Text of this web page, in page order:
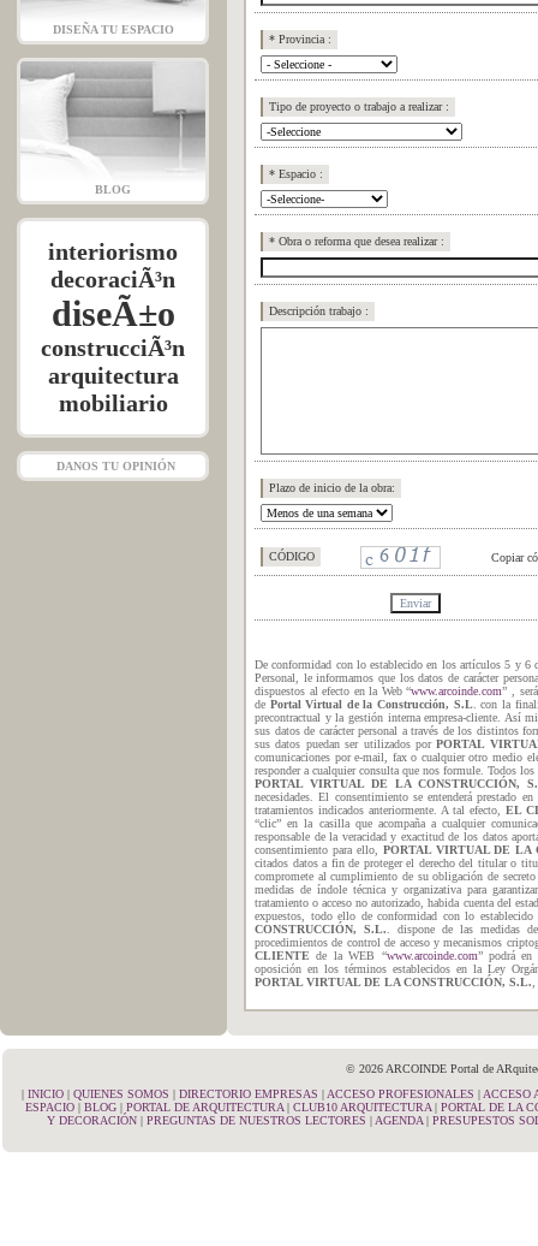
DISEÑA TU ESPACIO
BLOG
interiorismo
decoraciÃ³n
diseÃ±o
construcciÃ³n
arquitectura
mobiliario
DANOS TU OPINIÓN
* Provincia :
Tipo de proyecto o trabajo a realizar :
* Espacio :
* Obra o reforma que desea realizar :
Descripción trabajo :
Plazo de inicio de la obra:
CÓDIGO Copiar
De conformidad con lo establecido en los artículos 5 y 6
Personal, le informamos que los datos de carácter
dispuestos al efecto en la Web “www.arcoinde.com” ,
de Portal Virtual de la Construcción, S.L. con la
precontractual y la gestión interna empresa-cliente. Así
sus datos de carácter personal a través de los distintos
sus datos puedan ser utilizados porPORTAL
comunicaciones por e-mail, fax o cualquier otro medio
responder a cualquier consulta que nos formule. Todos
PORTAL VIRTUAL DE LA CONSTRUCCIÓN,
necesidades. El consentimiento se entenderá prestado
tratamientos indicados anteriormente. A tal efecto,EL
“clic” en la casilla que acompaña a cualquier
responsable de la veracidad y exactitud de los datos
consentimiento para ello,
PORTAL VIRTUAL DE LA
citados datos a fin de proteger el derecho del titular o
compromete al cumplimiento de su obligación de
medidas de índole técnica y organizativa para
tratamiento o acceso no autorizado, habida cuenta del
expuestos, todo ello de conformidad con lo
CONSTRUCCIÓN, S.L. . dispone de las medidas
procedimientos de control de acceso y mecanismos
CLIENTE de la WEB “www.arcoinde.com” podrá en
oposición en los términos establecidos en la Ley
PORTAL VIRTUAL DE LA CONSTRUCCIÓN, S.L.
© 2026 ARCOINDE Portal de
| INICIO | QUIENES SOMOS | DIRECTORIO EMPRESAS | ACCESO PROFESIONALES | ACCESO
ESPACIO| BLOG| PORTAL DE ARQUITECTURA| CLUB10 ARQUITECTURA| PORTAL DE LA
Y DECORACIÓN| PREGUNTAS DE NUESTROS LECTORES | AGENDA| PRESUPESTOS